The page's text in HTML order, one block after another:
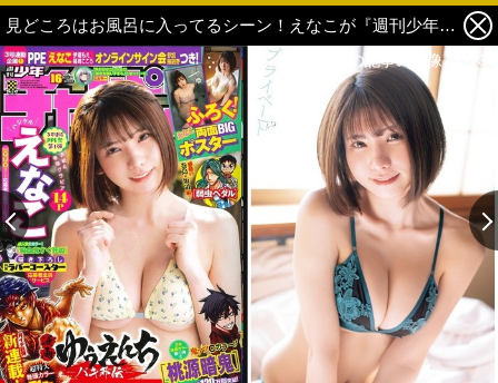
見どころはお風呂に入ってるシーン！えなこが『週刊少年チャンピオン』16号の表紙を飾る 1枚目の写真・画像
この記事の画像 残り3
この記事の画像 残り3